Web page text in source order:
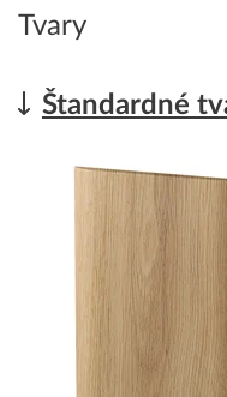
Tvary
Štandardné